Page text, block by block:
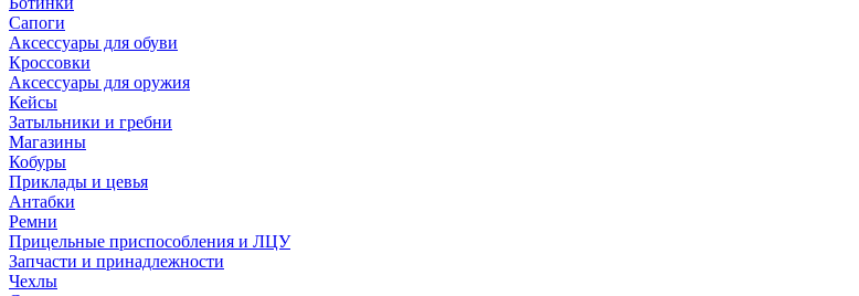
Сапоги
Аксессуары для обуви
Кроссовки
Аксессуары для оружия
Кейсы
Затыльники и гребни
Магазины
Кобуры
Приклады и цевья
Антабки
Ремни
Прицельные приспособления и ЛЦУ
Запчасти и принадлежности
Чехлы